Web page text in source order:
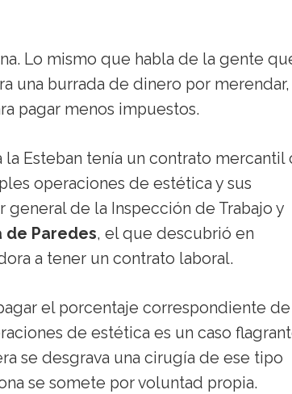
Lo mismo que habla de la gente
una burrada de dinero por merendar,
pagar menos impuestos.
la Esteban tenía un contrato mercantil
operaciones de estética y sus
de la Inspección de Trabajo y
de Paredes, el que descubrió en
a tener un contrato laboral.
el porcentaje correspondiente de
de estética es un caso
se desgrava una cirugía de ese tipo
se somete por voluntad propia.